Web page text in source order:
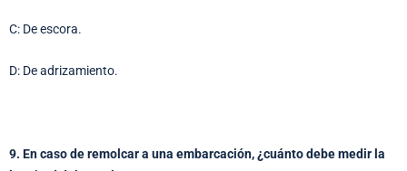
C: De escora.
D: De adrizamiento.
9. En caso de remolcar a una embarcación, ¿cuánto debe medir la